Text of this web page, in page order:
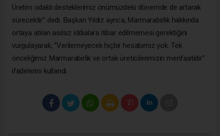
Üretim odaklı desteklerimiz önümüzdeki dönemde de artarak
sürecektir” dedi. Başkan Yıldız ayrıca, Marmarabirlik hakkında
ortaya atılan asılsız iddialara itibar edilmemesi gerektiğini
vurgulayarak, “Verilemeyecek hiçbir hesabımız yok. Tek
önceliğimiz Marmarabirlik ve ortak üreticilerimizin menfaatidir”
ifadelerini kullandı.